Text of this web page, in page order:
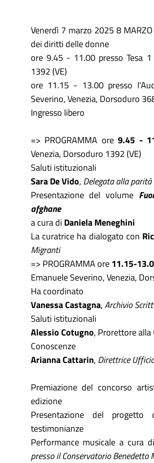
Venerdì 7 marzo 2025 8
dei diritti delle donne
ore 9.45 - 11.00 presso Tesa 1
1392 (VE)
ore 11.15 - 13.00 presso
Severino, Venezia, Dorsoduro
Ingresso libero
=> PROGRAMMA ore9.45 -
Venezia, Dorsoduro 1392 (VE)
Saluti istituzionali
Sara De Vido, Delegata alla parità
Presentazione del volume
afghane
a cura di Daniela Meneghini
La curatrice ha dialogato con
Migranti
=> PROGRAMMA ore11.15-
Emanuele Severino, Venezia,
Ha coordinato
Vanessa Castagna,Archivio
Saluti istituzionali
Alessio Cotugno, Prorettore alla
Conoscenze
Arianna Cattarin, Direttrice
Premiazione del concorso
edizione
Presentazione del progetto
testimonianze
Performance musicale a cura
presso il Conservatorio Benedetto